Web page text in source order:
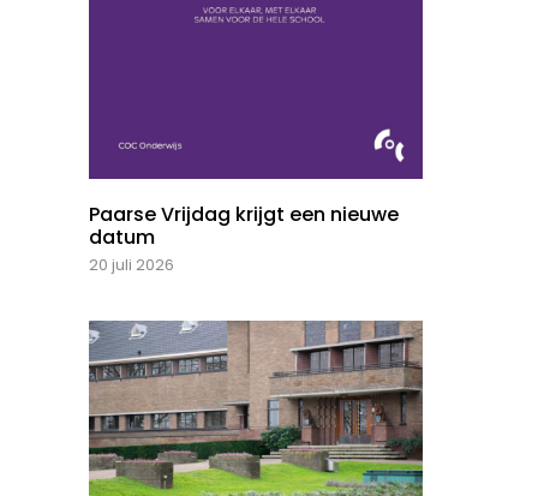
Paarse Vrijdag krijgt een nieuwe
datum
20 juli 2026